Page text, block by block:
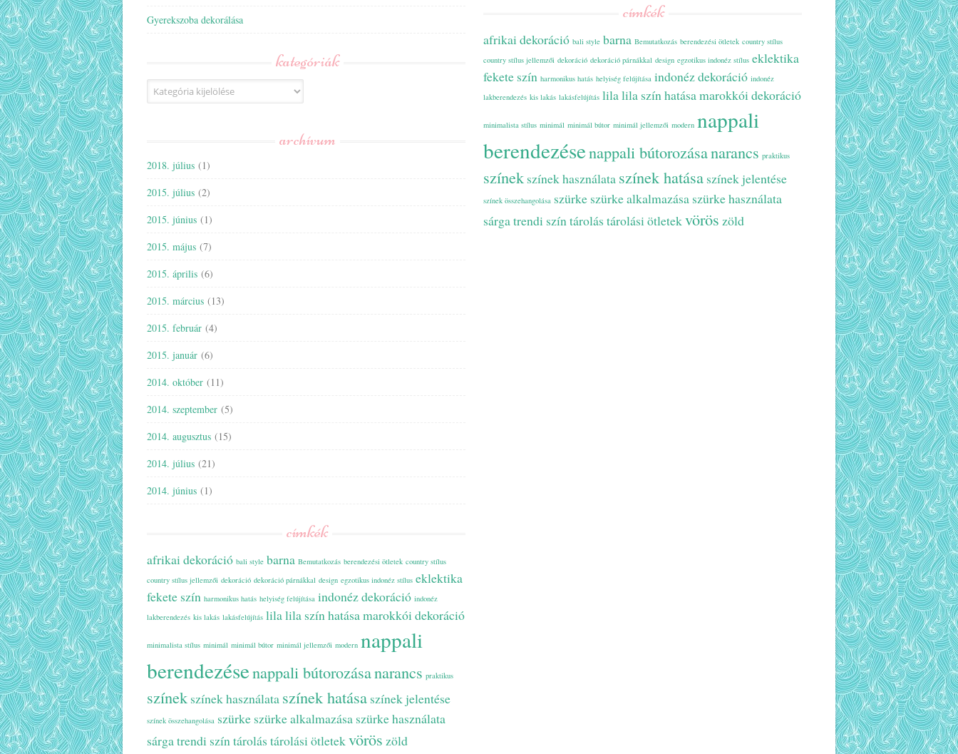
Gyerekszoba dekorálása
kategóriák
Kategóriák
archívum
2018. július (1)
2015. július (2)
2015. június (1)
2015. május (7)
2015. április (6)
2015. március (13)
2015. február (4)
2015. január (6)
2014. október (11)
2014. szeptember (5)
2014. augusztus (15)
2014. július (21)
2014. június (1)
címkék
afrikai dekoráció bali style barna Bemutatkozás berendezési ötletek country stílus
country stílus jellemzői dekoráció dekoráció párnákkal design egzotikus indonéz stílus eklektika
fekete szín harmonikus hatás helyiség felújítása indonéz dekoráció indonéz
lakberendezés kis lakás lakásfelújítás lilalila szín hatásamarokkói dekoráció
minimalista stílus minimál minimál bútor minimál jellemzői modern nappali
berendezésenappali bútorozásanarancs praktikus
színek színek használata színek hatása színek jelentése
színek összehangolása szürke szürke alkalmazása szürke használata
sárgatrendi színtárolás tárolási ötletekvörös zöld
címkék
afrikai dekoráció bali style barna Bemutatkozás berendezési ötletek country stílus
country stílus jellemzői dekoráció dekoráció párnákkal design egzotikus indonéz stílus eklektika
fekete szín harmonikus hatás helyiség felújítása indonéz dekoráció indonéz
lakberendezés kis lakás lakásfelújítás lilalila szín hatásamarokkói dekoráció
minimalista stílus minimál minimál bútor minimál jellemzői modern nappali
berendezésenappali bútorozásanarancs praktikus
színek színek használata színek hatása színek jelentése
színek összehangolása szürke szürke alkalmazása szürke használata
sárgatrendi színtárolás tárolási ötletekvörös zöld